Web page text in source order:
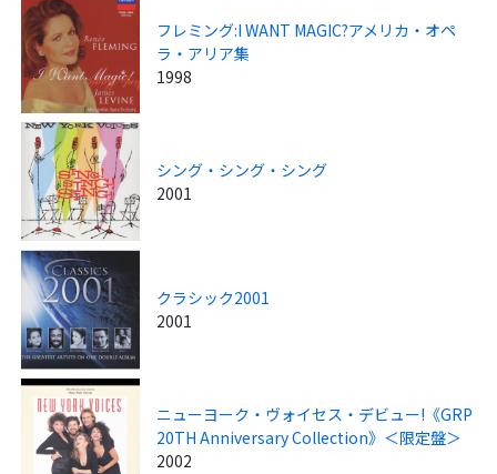
フレミング:I WANT MAGIC?アメリカ・オペ
ラ・アリア集
1998
シング・シング・シング
2001
クラシック2001
2001
ニューヨーク・ヴォイセス・デビュー!《GRP
20TH Anniversary Collection》＜限定盤＞
2002